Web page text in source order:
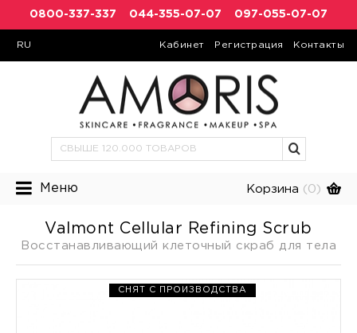
0800-337-337 044-355-07-07 097-055-07-07
RU Кабинет Регистрация Контакты
Меню Корзина (0)
Valmont Cellular Refining Scrub
Восстанавливающий клеточный скраб для тела
СНЯТ С ПРОИЗВОДСТВА